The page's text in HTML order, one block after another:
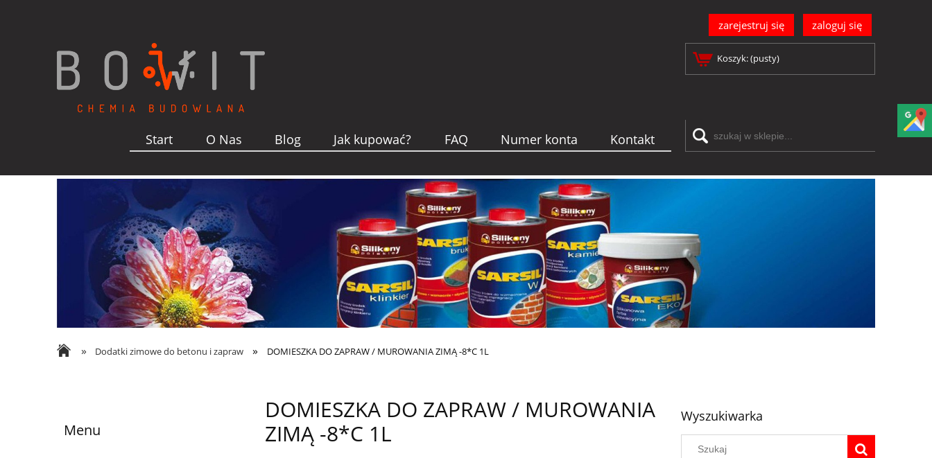
zarejestruj się zaloguj się
Koszyk:(pusty)
Start O Nas Blog Jak kupować? FAQ Numer konta Kontakt
» Dodatki zimowe do betonu i zapraw » DOMIESZKA DO ZAPRAW / MUROWANIA ZIMĄ -8*C 1L
Menu
DOMIESZKA DO ZAPRAW / MUROWANIA
ZIMĄ -8*C 1L
Wyszukiwarka